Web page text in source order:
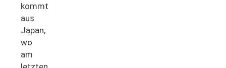
kommt
aus
Japan,
wo
am